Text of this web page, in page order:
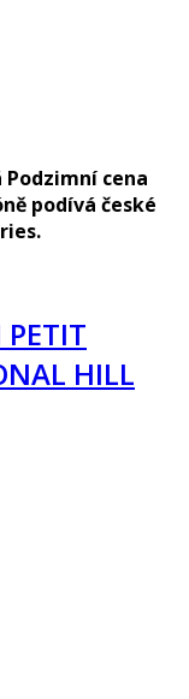
Podzimní cena
podívá české
HILL